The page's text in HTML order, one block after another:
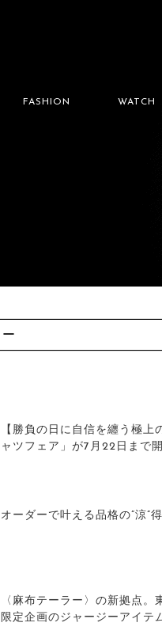
FASHION WATCH
【勝負の日に自信を纏う極
ャツフェア」が7月22日まで
オーダーで叶える品格の”涼”
〈麻布テーラー〉の新拠点。
限定企画のジャージーアイテ